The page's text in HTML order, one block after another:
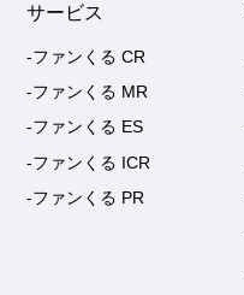
サービス
-ファンくる CR
-ファンくる MR
-ファンくる ES
-ファンくる ICR
-ファンくる PR